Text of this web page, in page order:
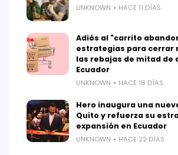
UNKNOWN HACE 11 DÍAS
Adiós al "carrito
estrategias para cerrar
las rebajas de mitad de
Ecuador
UNKNOWN HACE 18 DÍAS
Hero inaugura una
Quito y refuerza su
expansión en Ecuador
UNKNOWN HACE 22 DÍAS